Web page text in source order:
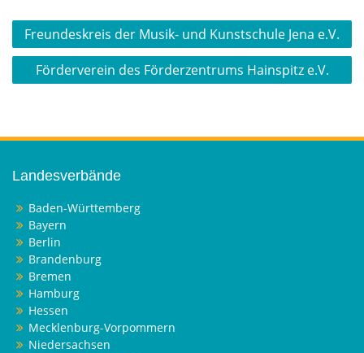
Beitragsnavigation
Freundeskreis der Musik- und Kunstschule Jena e.V.
Förderverein des Förderzentrums Hainspitz e.V.
Landesverbände
Baden-Württemberg
Bayern
Berlin
Brandenburg
Bremen
Hamburg
Hessen
Mecklenburg-Vorpommern
Niedersachsen